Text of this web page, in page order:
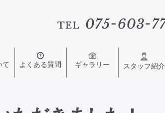
て よくある質問 ギャラリー スタッフ紹介